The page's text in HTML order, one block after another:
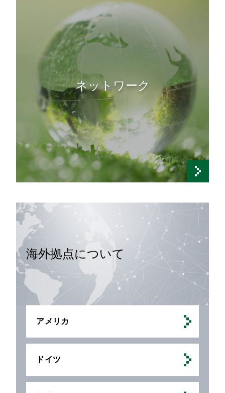
ネットワーク
海外拠点について
アメリカ
ドイツ